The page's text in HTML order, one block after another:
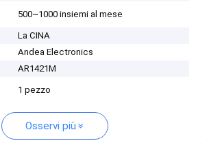
500~1000 insiemi al mese
La CINA
Andea Electronics
AR1421M
1 pezzo
Osservi più